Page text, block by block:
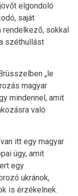
elgondoló
saját
sokkal
széthullást
„le
magyar
mindennel, amit
való
itt egy magyar
ügy, amit
egy
ukránok,
is érzékelnek.